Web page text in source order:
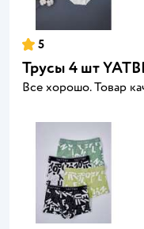
5
Трусы 4 шт
Все хорошо. Товар